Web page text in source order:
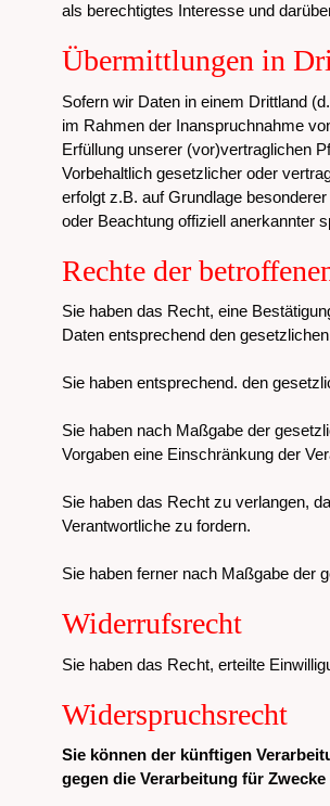
als berechtigtes Interesse und
Übermittlungen in
Sofern wir Daten in einem Drittland
im Rahmen der Inanspruchnahme
Erfüllung unserer (vor)vertraglichen
Vorbehaltlich gesetzlicher oder
erfolgt z.B. auf Grundlage
oder Beachtung offiziell anerkannter
Rechte der
Sie haben das Recht, eine
Daten entsprechend den
Sie haben entsprechend. den
Sie haben nach Maßgabe der
Vorgaben eine Einschränkung der
Sie haben das Recht zu verlangen,
Verantwortliche zu fordern.
Sie haben ferner nach Maßgabe der
Widerrufsrecht
Sie haben das Recht, erteilte
Widerspruchsrecht
Sie können der künftigen
gegen die Verarbeitung für